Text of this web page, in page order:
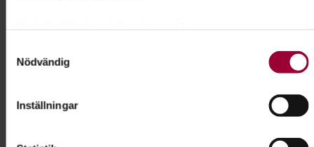
kan ha en noggrannhet på upp till flera meter
Ta reda på mer om hur dina personliga uppgifter behandlas
Nödvändig
Inställningar